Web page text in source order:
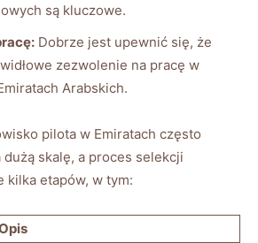
są kluczowe.
Dobrze jest upewnić się, że
zezwolenie na pracę w
Arabskich.
pilota w Emiratach często
skalę, a proces selekcji
kilka etapów, w tym: